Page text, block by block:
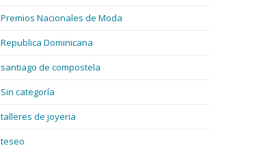
Premios Nacionales de Moda
Republica Dominicana
santiago de compostela
Sin categoría
talleres de joyeria
teseo